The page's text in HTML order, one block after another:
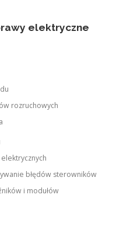
elektryczne
rozruchowych
błędów sterowników
i modułów